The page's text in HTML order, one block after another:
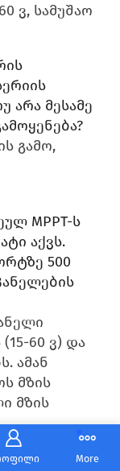
ვ, სამუშაო
არა მესამე
გამო,
MPPT-ს
აქვს.
500
60 ვ) და
ამან
მზის
მზის
More